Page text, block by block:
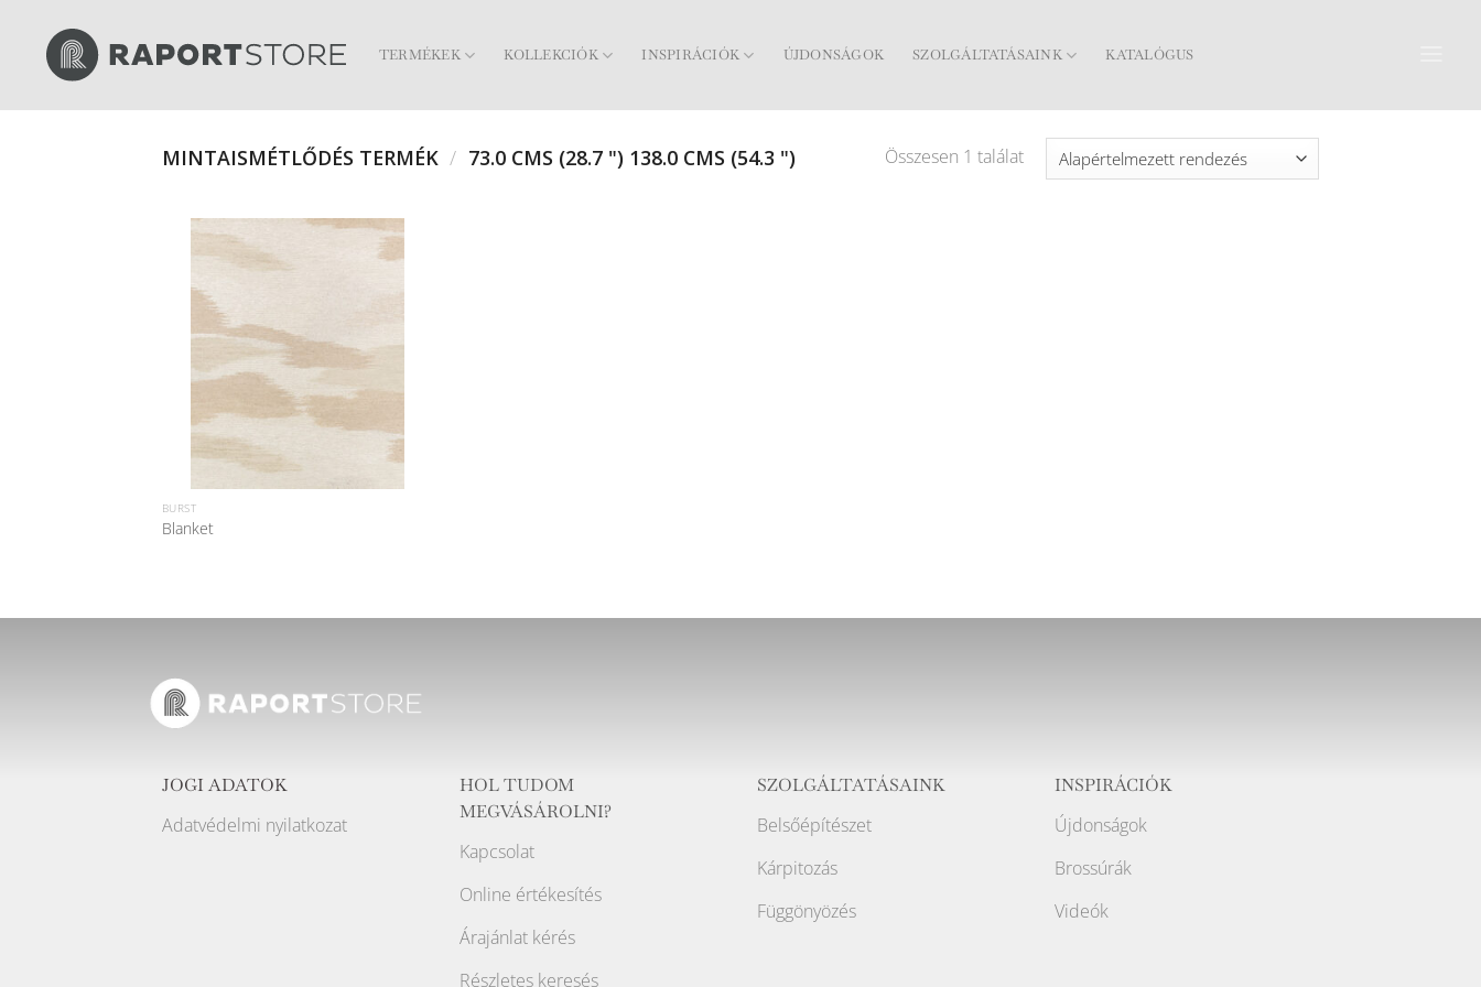
content
TERMÉKEK KOLLEKCIÓK INSPIRÁCIÓK ÚJDONSÁGOK SZOLGÁLTATÁSAINK KATALÓGUS
MINTAISMÉTLŐDÉS TERMÉK / 73.0 CMS (28.7 ") 138.0 CMS (54.3 ") Összesen 1 találat
BURST
Blanket
JOGI ADATOK
Adatvédelmi nyilatkozat
HOL TUDOM
MEGVÁSÁROLNI?
Kapcsolat
Online értékesítés
Árajánlat kérés
Részletes keresés
SZOLGÁLTATÁSAINK
Belsőépítészet
Kárpitozás
Függönyözés
INSPIRÁCIÓK
Újdonságok
Brossúrák
Videók